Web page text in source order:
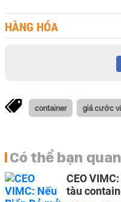
HÀNG HÓA
container giá cước
Có thể bạn
CEO
tàu